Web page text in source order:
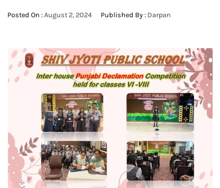
Posted On :August 2, 2024 Published By : Darpan